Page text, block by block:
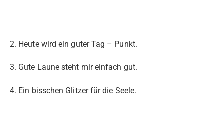
2. Heute wird ein guter Tag – Punkt.
3. Gute Laune steht mir einfach gut.
4. Ein bisschen Glitzer für die Seele.